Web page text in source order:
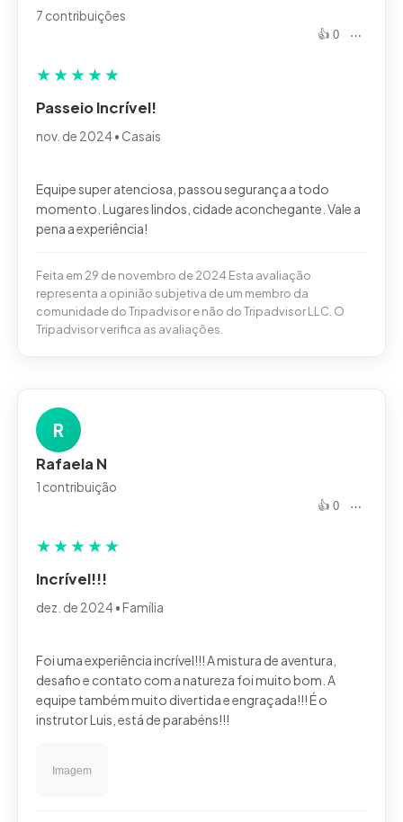
7 contribuições
👍 0 ⋯
★★★★★
Passeio Incrível!
nov. de 2024 • Casais
Equipe super atenciosa, passou segurança a todo
momento. Lugares lindos, cidade aconchegante. Vale a
Feita em 29 de novembro de 2024 Esta avaliação
representa a opinião subjetiva de um membro da
comunidade do Tripadvisor e não do Tripadvisor LLC. O
Tripadvisor verifica as avaliações.
R
Rafaela N
1 contribuição
👍 0 ⋯
★★★★★
Incrível!!!
dez. de 2024 • Família
Foi uma experiência incrível!!! A mistura de aventura,
desafio e contato com a natureza foi muito bom. A
equipe também muito divertida e engraçada!!! É o